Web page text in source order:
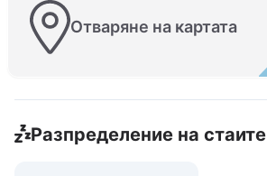
Отваряне на картата
Разпределение на стаите